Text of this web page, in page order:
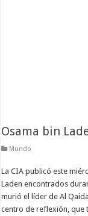
Osama bin
Mundo
La CIA publicó este
Laden encontrados
murió el líder de Al
centro de reflexión, que